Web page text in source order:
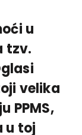
u
tzv.
velika
PPMS,
u toj